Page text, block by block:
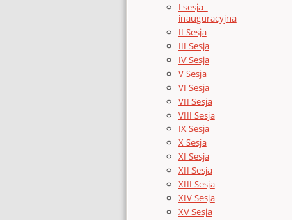
I sesja -
inauguracyjna
II Sesja
III Sesja
IV Sesja
V Sesja
VI Sesja
VII Sesja
VIII Sesja
IX Sesja
X Sesja
XI Sesja
XII Sesja
XIII Sesja
XIV Sesja
XV Sesja